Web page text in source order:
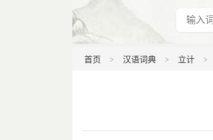
首页 汉语词典 立计